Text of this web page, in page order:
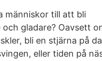
människor till att bli
och gladare? Oavsett
bli en stjärna på
eller tiden på